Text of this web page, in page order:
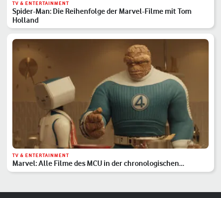
TV & ENTERTAINMENT
Spider-Man: Die Reihenfolge der Marvel-Filme mit Tom
Holland
TV & ENTERTAINMENT
Marvel: Alle Filme des MCU in der chronologischen
Reihenfolge